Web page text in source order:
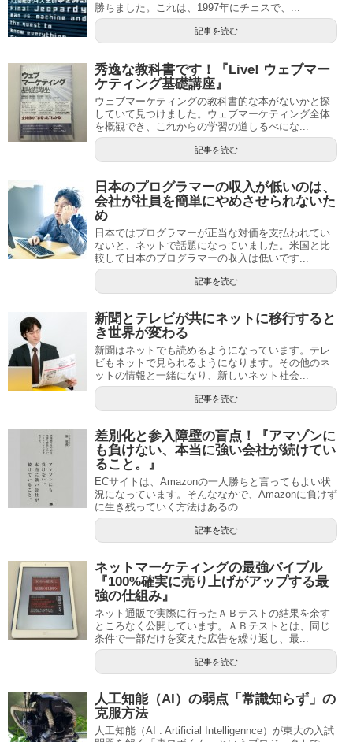
勝ちました。これは、1997年にチェスで、...
記事を読む
秀逸な教科書です！『Live! ウェブマー
ケティング基礎講座』
ウェブマーケティングの教科書的な本がないかと探
していて見つけました。ウェブマーケティング全体
を概観でき、これからの学習の道しるべにな...
記事を読む
日本のプログラマーの収入が低いのは、
会社が社員を簡単にやめさせられないた
め
日本ではプログラマーが正当な対価を支払われてい
ないと、ネットで話題になっていました。米国と比
較して日本のプログラマーの収入は低いです...
記事を読む
新聞とテレビが共にネットに移行すると
き世界が変わる
新聞はネットでも読めるようになっています。テレ
ビもネットで見られるようになります。その他のネ
ットの情報と一緒になり、新しいネット社会...
記事を読む
差別化と参入障壁の盲点！『アマゾンに
も負けない、本当に強い会社が続けてい
ること。』
ECサイトは、Amazonの一人勝ちと言ってもよい状
況になっています。そんななかで、Amazonに負けず
に生き残っていく方法はあるの...
記事を読む
ネットマーケティングの最強バイブル
『100%確実に売り上げがアップする最
強の仕組み』
ネット通販で実際に行ったＡＢテストの結果を余す
ところなく公開しています。ＡＢテストとは、同じ
条件で一部だけを変えた広告を繰り返し、最...
記事を読む
人工知能（AI）の弱点「常識知らず」の
克服方法
人工知能（AI : Artificial Intelligennce）が東大の入試